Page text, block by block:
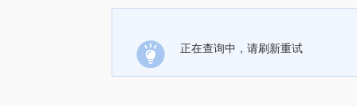
正在查询中，请刷新重试